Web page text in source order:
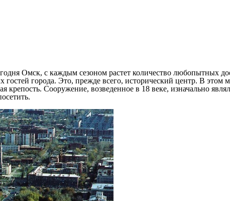
Омск, с каждым сезоном растет количество любопытных
гостей города. Это, прежде всего, исторический центр. В этом
крепость. Сооружение, возведенное в 18 веке, изначально